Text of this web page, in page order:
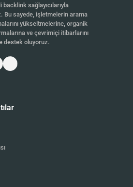
backlink sağlayıcılarıyla
Bu sayede, işletmelerin arama
yükseltmelerine, organik
ve çevrimiçi itibarlarını
destek oluyoruz.